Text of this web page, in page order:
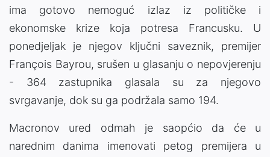
ima gotovo nemoguć izlaz iz političke i
ekonomske krize koja potresa Francusku. U
ponedjeljak je njegov ključni saveznik, premijer
François Bayrou, srušen u glasanju o nepovjerenju
- 364 zastupnika glasala su za njegovo
svrgavanje, dok su ga podržala samo 194.
Macronov ured odmah je saopćio da će u
narednim danima imenovati petog premijera u